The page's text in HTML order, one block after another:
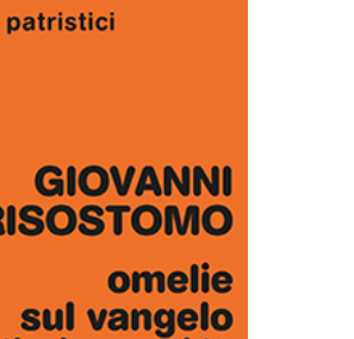
AGGIUNGI AL CARRELLO